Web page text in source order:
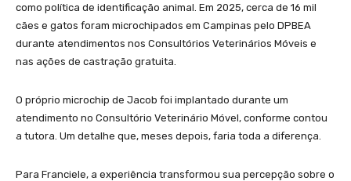
como política de identificação animal. Em 2025, cerca de 16 mil
cães e gatos foram microchipados em Campinas pelo DPBEA
durante atendimentos nos Consultórios Veterinários Móveis e
nas ações de castração gratuita.
O próprio microchip de Jacob foi implantado durante um
atendimento no Consultório Veterinário Móvel, conforme contou
a tutora. Um detalhe que, meses depois, faria toda a diferença.
Para Franciele, a experiência transformou sua percepção sobre o